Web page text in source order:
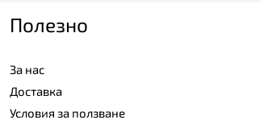
Полезно
За нас
Доставка
Условия за ползване